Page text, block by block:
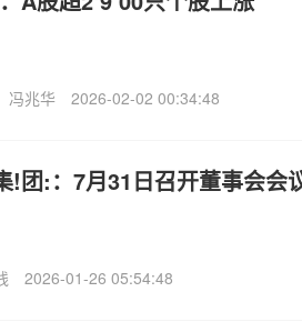
冯兆华 2026-02-02 00:34:48
!团:：7月31日召开董事会会
2026-01-26 05:54:48